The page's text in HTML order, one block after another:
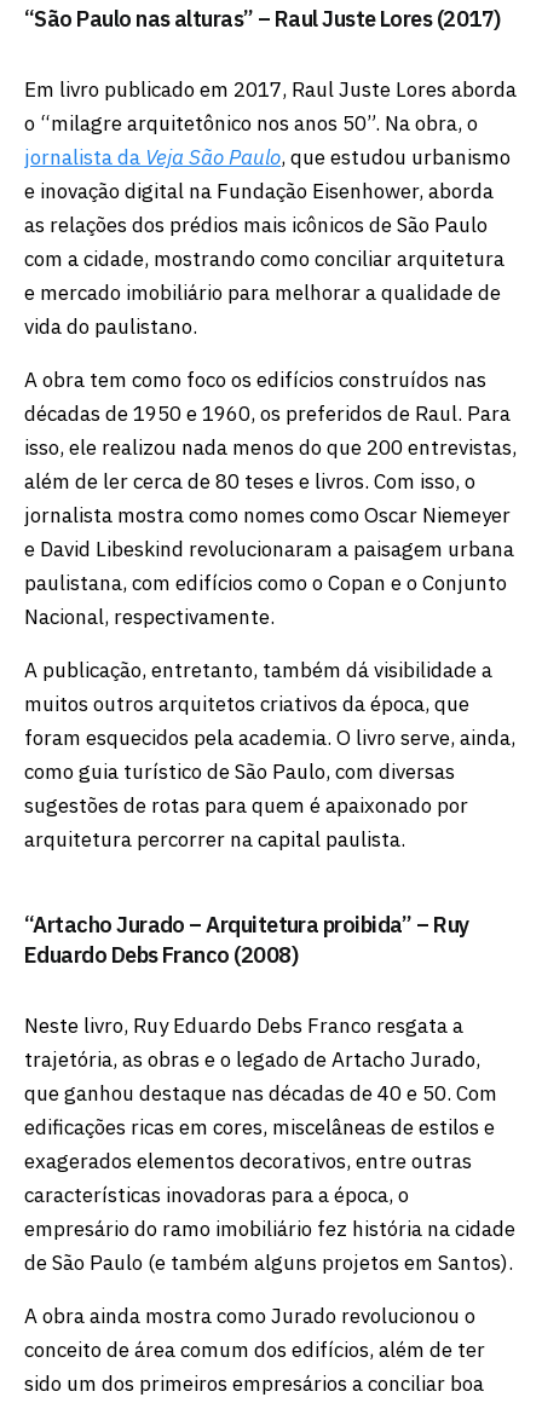
“São Paulo nas alturas” – Raul Juste Lores (2017)
Em livro publicado em 2017, Raul Juste Lores aborda
o “milagre arquitetônico nos anos 50”. Na obra, o
jornalista da Veja São Paulo, que estudou urbanismo
e inovação digital na Fundação Eisenhower, aborda
as relações dos prédios mais icônicos de São Paulo
com a cidade, mostrando como conciliar arquitetura
e mercado imobiliário para melhorar a qualidade de
vida do paulistano.
A obra tem como foco os edifícios construídos nas
décadas de 1950 e 1960, os preferidos de Raul. Para
isso, ele realizou nada menos do que 200 entrevistas,
além de ler cerca de 80 teses e livros. Com isso, o
jornalista mostra como nomes como Oscar Niemeyer
e David Libeskind revolucionaram a paisagem urbana
paulistana, com edifícios como o Copan e o Conjunto
Nacional, respectivamente.
A publicação, entretanto, também dá visibilidade a
muitos outros arquitetos criativos da época, que
foram esquecidos pela academia. O livro serve, ainda,
como guia turístico de São Paulo, com diversas
sugestões de rotas para quem é apaixonado por
arquitetura percorrer na capital paulista.
“Artacho Jurado – Arquitetura proibida” – Ruy
Eduardo Debs Franco (2008)
Neste livro, Ruy Eduardo Debs Franco resgata a
trajetória, as obras e o legado de Artacho Jurado,
que ganhou destaque nas décadas de 40 e 50. Com
edificações ricas em cores, miscelâneas de estilos e
exagerados elementos decorativos, entre outras
características inovadoras para a época, o
empresário do ramo imobiliário fez história na cidade
de São Paulo (e também alguns projetos em Santos).
A obra ainda mostra como Jurado revolucionou o
conceito de área comum dos edifícios, além de ter
sido um dos primeiros empresários a conciliar boa